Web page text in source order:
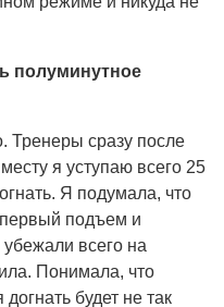
полуминутное
Тренеры сразу после
я уступаю всего 25
Я подумала, что
подъем и
всего на
Понимала, что
будет не так